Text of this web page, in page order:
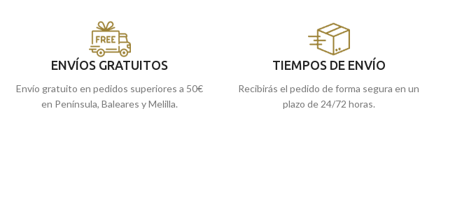
ENVÍOS GRATUITOS
Envío gratuito en pedidos superiores a 50€
en Península, Baleares y Melilla.
TIEMPOS DE ENVÍO
Recibirás el pedido de forma segura en un
plazo de 24/72 horas.